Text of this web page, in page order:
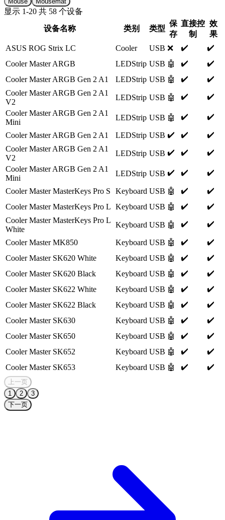
显示 1-20 共 58 个设备
设备名称
类别 类型
保
存
直接控
制
效
果
ASUS ROG Strix LC
Cooler USB ❌ ✔️
✔️
Cooler Master ARGB
LEDStrip USB 🤖 ✔️
✔️
Cooler Master ARGB Gen 2 A1
LEDStrip USB 🤖 ✔️
✔️
Cooler Master ARGB Gen 2 A1
V2
LEDStrip USB 🤖 ✔️
✔️
Cooler Master ARGB Gen 2 A1
Mini
LEDStrip USB 🤖 ✔️ ✔️
Cooler Master ARGB Gen 2 A1 LEDStrip USB ✔️ ✔️
✔️
Cooler Master ARGB Gen 2 A1
V2
LEDStrip USB ✔️ ✔️
✔️
Cooler Master ARGB Gen 2 A1
Mini
LEDStrip USB ✔️ ✔️ ✔️
Cooler Master MasterKeys Pro S Keyboard USB 🤖 ✔️
✔️
Cooler Master MasterKeys Pro L Keyboard USB 🤖 ✔️
✔️
Cooler Master MasterKeys Pro L
White
Keyboard USB 🤖 ✔️ ✔️
Cooler Master MK850 Keyboard USB 🤖 ✔️
✔️
Cooler Master SK620 White
Keyboard USB 🤖 ✔️
✔️
Cooler Master SK620 Black
Keyboard USB 🤖 ✔️
✔️
Cooler Master SK622 White
Keyboard USB 🤖 ✔️
✔️
Cooler Master SK622 Black
Keyboard USB 🤖 ✔️
✔️
Cooler Master SK630
Keyboard USB 🤖 ✔️
✔️
Cooler Master SK650
Keyboard USB 🤖 ✔️
✔️
Cooler Master SK652
Keyboard USB 🤖 ✔️
✔️
Cooler Master SK653
Keyboard USB 🤖 ✔️ ✔️
上一页
1
2
3
下一页